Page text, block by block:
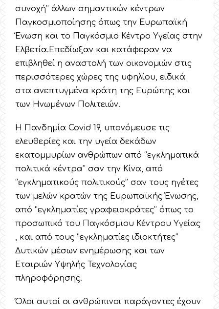
συνοχή’’ άλλων σημαντικών κέντρων
Παγκοσμιοποίησης όπως την Ευρωπαϊκή
Ένωση και το Παγκόσμιο Κέντρο Υγείας στην
Ελβετία.Επεδίωξαν και κατάφεραν να
επιβληθεί η αναστολή των οικονομιών στις
περισσότερες χώρες της υφηλίου, ειδικά
στα ανεπτυγμένα κράτη της Ευρώπης και
των Ηνωμένων Πολιτειών.
Η Πανδημία Covid 19, υπονόμευσε τις
ελευθερίες και την υγεία δεκάδων
εκατομμυρίων ανθρώπων από ‘’εγκληματικά
πολιτικά κέντρα’’ σαν την Κίνα, από
‘’εγκληματικούς πολιτικούς’’ σαν τους ηγέτες
των μελών κρατών της Ευρωπαϊκής Ένωσης,
από ‘’εγκληματίες γραφειοκράτες’’ όπως το
προσωπικό του Παγκόσμιου Κέντρου Υγείας
, και από τους ‘’εγκληματίες ιδιοκτήτες’’
Δυτικών μέσων ενημέρωσης και των
Εταιριών Υψηλής Τεχνολογίας
πληροφόρησης.
Όλοι αυτοί οι ανθρώπινοι παράγοντες έχουν